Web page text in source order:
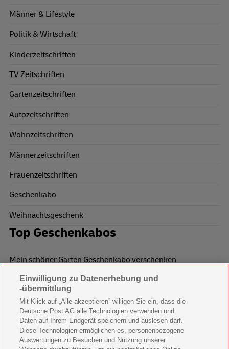
Männer & Lifestyle
Politik & Wirtschaft
Kinderzeitschriften
TV Zeitschriften
Gartenzeitschriften
Autozeitschriften
Wohnzeitschriften
Männerzeitschriften
Frauenzeitschriften
Geschenkabo
Weihnachtsgeschenk
Top Geschenkabos
Mein schöner Garten Geschenkabo verschenken
Wohnen & Garten Geschenkabo verschenken
Mein schönes Land Geschenkabo verschenken
Bild der Frau Geschenkabo verschenken
11 Freunde Geschenkabo verschenken
Einwilligung zu Datenerhebung und
-übermittlung
Mit Klick auf „Alle akzeptieren” willigen Sie ein, dass die
Deutsche Post AG alle Technologien verwenden und
Daten auf Ihrem Endgerät speichern und auslesen darf.
Diese Technologien ermöglichen es, personenbezogene
Auswertungen zu Besuchen und Nutzung unserer